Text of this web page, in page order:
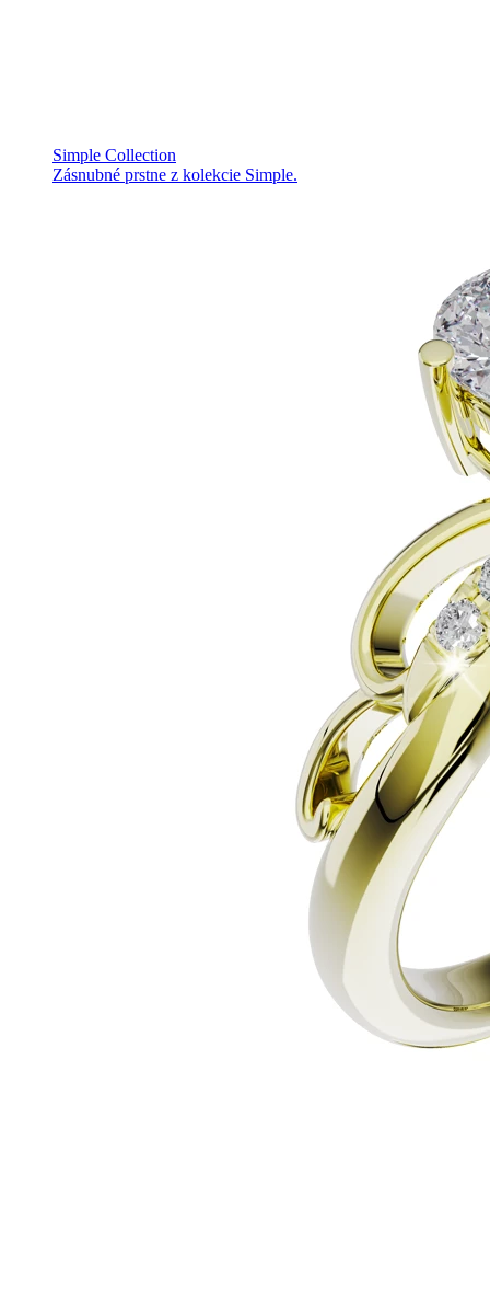
Simple Collection
Zásnubné prstne z kolekcie Simple.